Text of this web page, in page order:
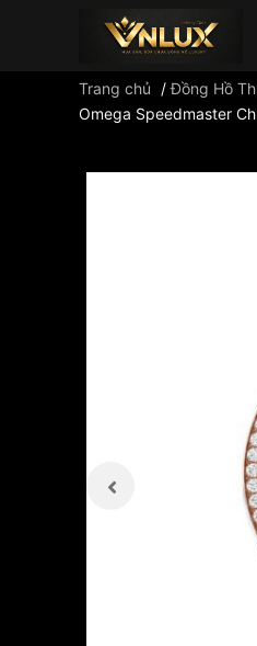
Trang chủ /Đồng Hồ
Omega Speedmaster